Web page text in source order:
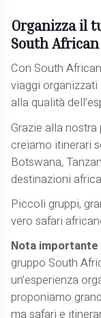
Organizza il
South
Con South
viaggi
alla qualità
Grazie alla
creiamo itinerari
Botswana,
destinazioni
Piccoli gruppi,
vero safari
Nota
gruppo South
un’esperienza
proponiamo